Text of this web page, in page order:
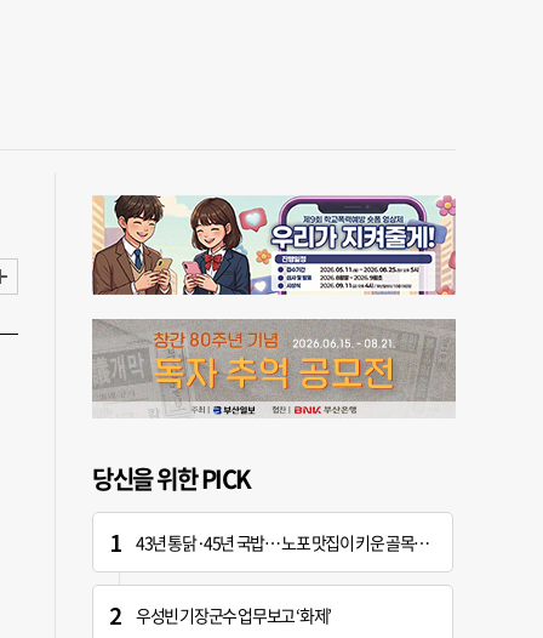
당신을 위한 PICK
43년 통닭·45년 국밥… 노포 맛집이 키운 골목시장 [골목시장, 다시 장날]
우성빈 기장군수 업무보고 ‘화제’